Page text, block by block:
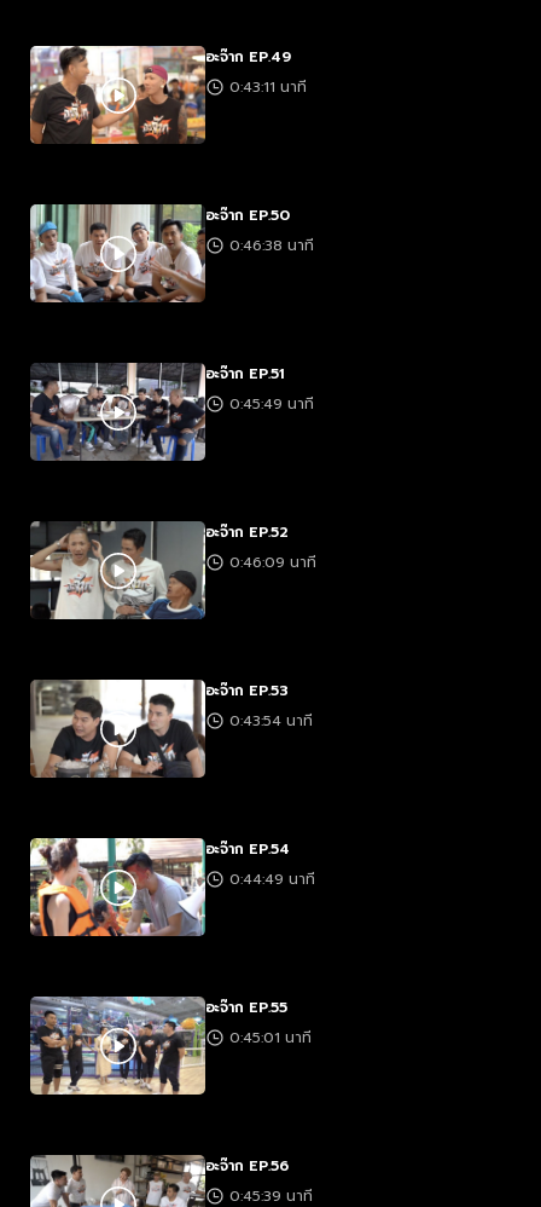
อะจ๊าก EP.49
0:43:11 นาที
อะจ๊าก EP.50
0:46:38 นาที
อะจ๊าก EP.51
0:45:49 นาที
อะจ๊าก EP.52
0:46:09 นาที
อะจ๊าก EP.53
0:43:54 นาที
อะจ๊าก EP.54
0:44:49 นาที
อะจ๊าก EP.55
0:45:01 นาที
อะจ๊าก EP.56
0:45:39 นาที